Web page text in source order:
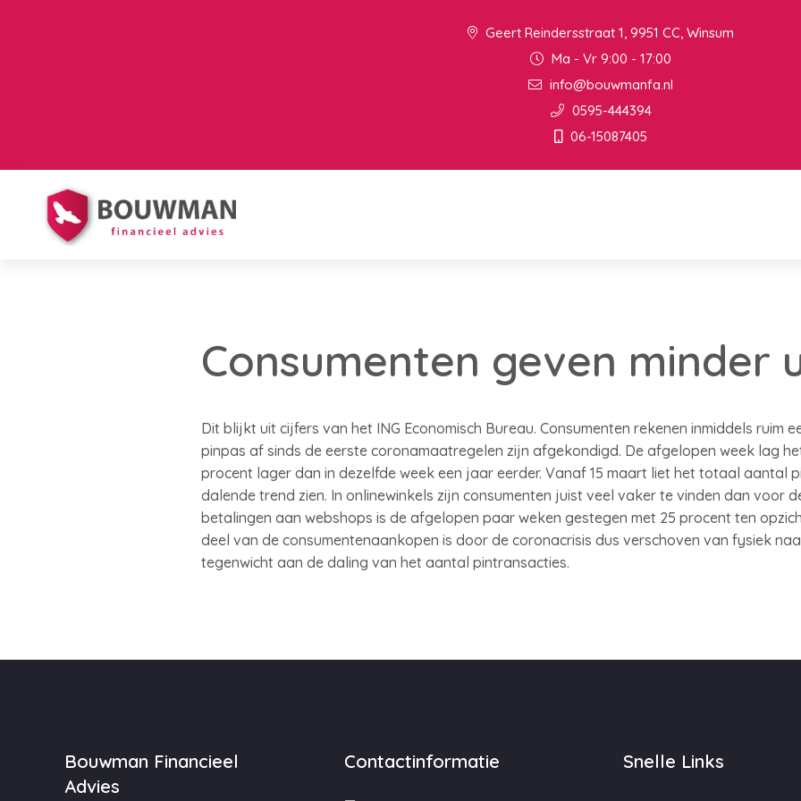
Geert Reindersstraat 1, 9951 CC, Winsum
Ma - Vr 9:00 - 17:00
info@bouwmanfa.nl
0595-444394
06-15087405
Consumenten geven minder
Dit blijkt uit cijfers van het ING Economisch Bureau. Consumenten rekenen inmiddels ruim
pinpas af sinds de eerste coronamaatregelen zijn afgekondigd. De afgelopen week lag
procent lager dan in dezelfde week een jaar eerder. Vanaf 15 maart liet het totaal aantal
dalende trend zien. In onlinewinkels zijn consumenten juist veel vaker te vinden dan voor
betalingen aan webshops is de afgelopen paar weken gestegen met 25 procent ten
deel van de consumentenaankopen is door de coronacrisis dus verschoven van fysiek
tegenwicht aan de daling van het aantal pintransacties.
Bouwman Financieel
Advies
Contactinformatie Snelle Links